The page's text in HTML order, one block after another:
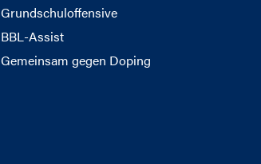
Grundschuloffensive
BBL-Assist
Gemeinsam gegen Doping